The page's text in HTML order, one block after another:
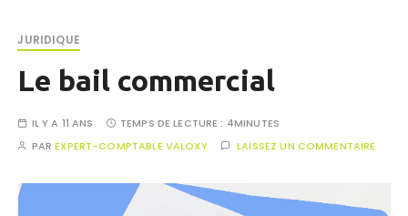
JURIDIQUE
Le bail commercial
IL Y A 11 ANS TEMPS DE LECTURE : 4MINUTES
PAREXPERT-COMPTABLE VALOXY LAISSEZ UN COMMENTAIRE